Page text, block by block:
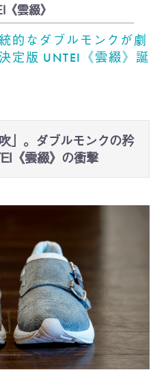
雲綴》
的なダブルモンクが劇
定版 UNTEI《雲綴》誕
」。ダブルモンクの矜
《雲綴》の衝撃